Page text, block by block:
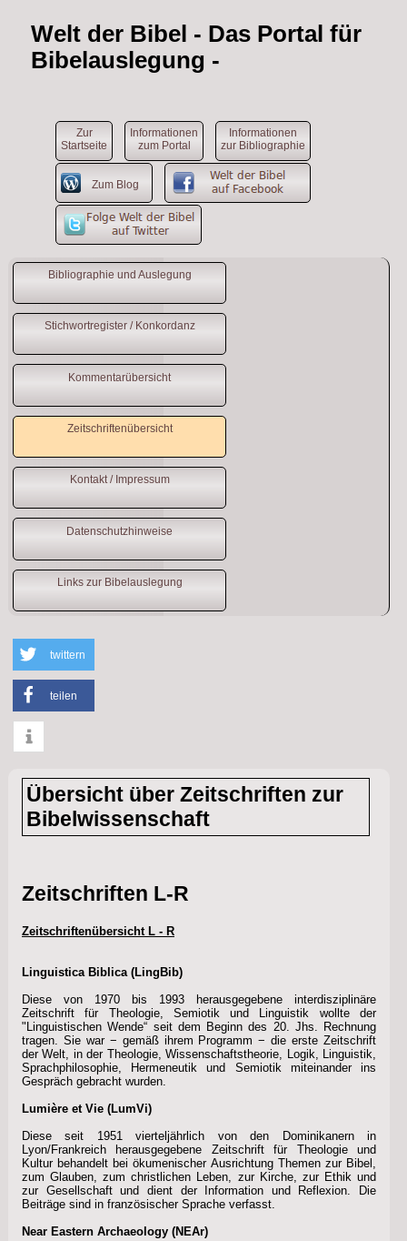
Welt der Bibel - Das Portal für
Bibelauslegung -
Zur
Startseite
Informationen
zum Portal
Informationen
zur Bibliographie
Zum Blog
Bibliographie und Auslegung
Stichwortregister / Konkordanz
Kommentarübersicht
Zeitschriftenübersicht
Kontakt / Impressum
Datenschutzhinweise
Links zur Bibelauslegung
twittern
teilen
Übersicht über Zeitschriften zur
Bibelwissenschaft
Zeitschriften L-R
Zeitschriftenübersicht L - R
Linguistica Biblica (LingBib)
Diese von 1970 bis 1993 herausgegebene interdisziplinäre
Zeitschrift für Theologie, Semiotik und Linguistik wollte der
"Linguistischen Wende“ seit dem Beginn des 20. Jhs. Rechnung
tragen. Sie war − gemäß ihrem Programm − die erste Zeitschrift
der Welt, in der Theologie, Wissenschaftstheorie, Logik, Linguistik,
Sprachphilosophie, Hermeneutik und Semiotik miteinander ins
Gespräch gebracht wurden.
Lumière et Vie (LumVi)
Diese seit 1951 vierteljährlich von den Dominikanern in
Lyon/Frankreich herausgegebene Zeitschrift für Theologie und
Kultur behandelt bei ökumenischer Ausrichtung Themen zur Bibel,
zum Glauben, zum christlichen Leben, zur Kirche, zur Ethik und
zur Gesellschaft und dient der Information und Reflexion. Die
Beiträge sind in französischer Sprache verfasst.
Near Eastern Archaeology (NEAr)